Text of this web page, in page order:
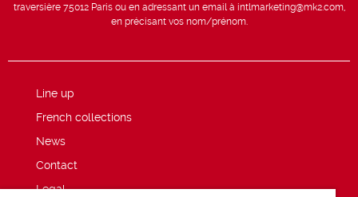
traversière 75012 Paris ou en adressant un email à intlmarketing@mk2.com,
en précisant vos nom/prénom.
Line up
French collections
News
Contact
Legal